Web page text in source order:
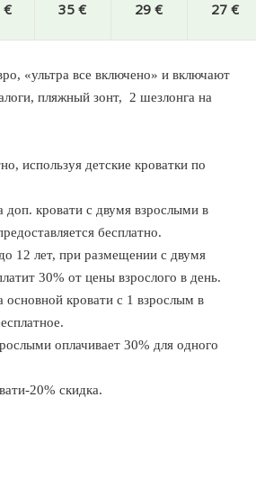
€ 35 € 29 € 27 €
«ультра все включено» и включают
пляжный зонт, 2 шезлонга на
используя детские кроватки по
доп. кровати с двумя взрослыми в
бесплатно.
12 лет, при размещении с двумя
30% от цены взрослого в день.
основной кровати с 1 взрослым в
оплачивает 30% для одного
20% скидка.